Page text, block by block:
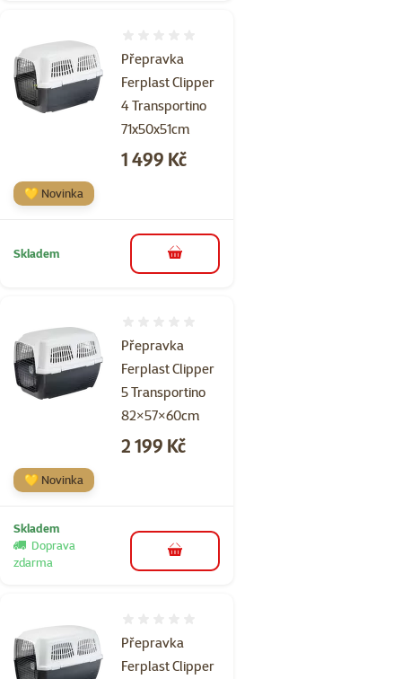
Přepravka
Ferplast Clipper
4 Transportino
71x50x51cm
Cena
1 499 Kč
💛 Novinka
Skladem do košíku
Přepravka
Ferplast Clipper
5 Transportino
82×57×60cm
Cena
2 199 Kč
💛 Novinka
Skladem
Doprava
zdarma
do košíku
Přepravka
Ferplast Clipper